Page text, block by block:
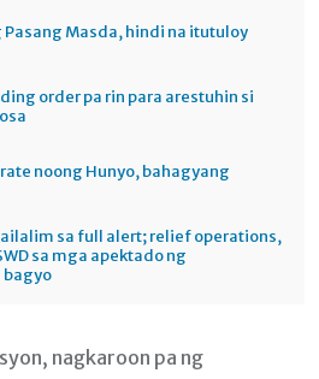
Masda, hindi na itutuloy
order pa rin para arestuhin si
noong Hunyo, bahagyang
sa full alert; relief operations,
sa mga apektado ng
bagyo
nagkaroon pa ng